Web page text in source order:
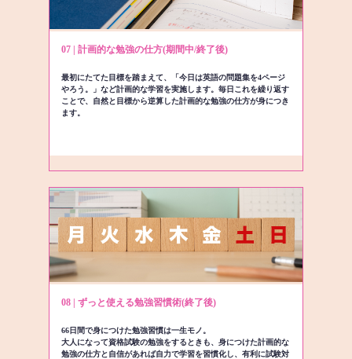
07 | 計画的な勉強の仕方(期間中/終了後)
最初にたてた目標を踏まえて、「今日は英語の問題集を4ページ
やろう。」など計画的な学習を実施します。毎日これを繰り返す
ことで、自然と目標から逆算した計画的な勉強の仕方が身につき
ます。
08 | ずっと使える勉強習慣術(終了後)
66日間で身につけた勉強習慣は一生モノ。
大人になって資格試験の勉強をするときも、身につけた計画的な
勉強の仕方と自信があれば自力で学習を習慣化し、有利に試験対